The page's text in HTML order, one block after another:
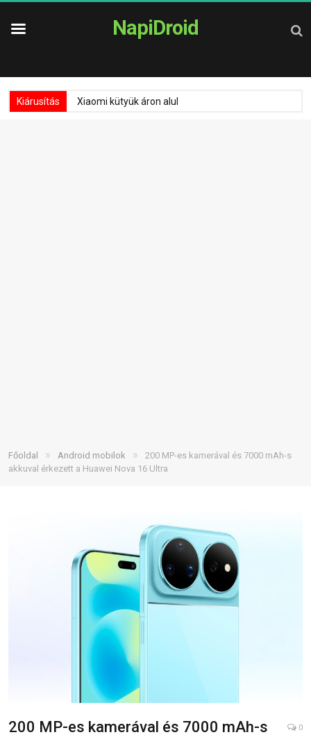
NapiDroid
Kiárusítás Xiaomi kütyük áron alul
Főoldal » Android mobilok »
200 MP-es kamerával és 7000 mAh-s
akkuval érkezett a Huawei Nova 16 Ultra
200 MP-es kamerával és 7000 mAh-s
0